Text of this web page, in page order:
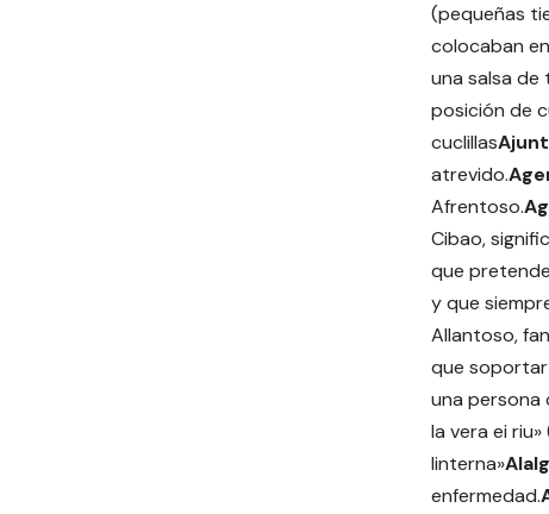
(pequeñas
colocaban
una salsa de
posición de
cuclillas
atrevido.
Afrentoso.
Cibao,
que
y que
Allantoso,
que
una persona
la vera ei
linterna»
enfermedad.